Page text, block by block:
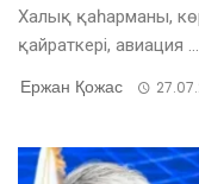
Халық қаһарманы,
қайраткері, авиация ...
Ержан Қожас